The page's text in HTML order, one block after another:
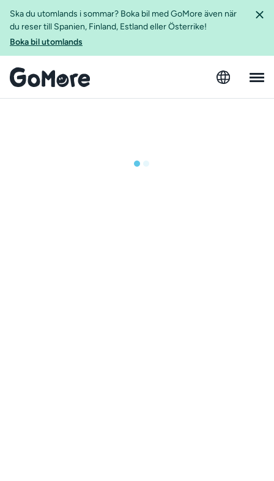
Ska du utomlands i sommar? Boka bil med GoMore även när
du reser till Spanien, Finland, Estland eller Österrike!
Boka bil utomlands